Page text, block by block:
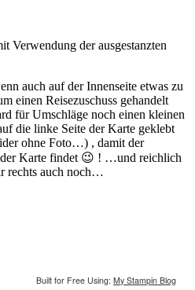
Verwendung der ausgestanzten
auch auf der Innenseite etwas zu
einen Reisezuschuss gehandelt
für Umschläge noch einen kleinen
die linke Seite der Karte geklebt
ohne Foto…) , damit der
der Karte findet 😉 ! …und reichlich
rechts auch noch…
Built for Free Using: My Stampin Blog